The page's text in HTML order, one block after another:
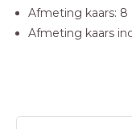
Afmeting kaars: 8
Afmeting kaars